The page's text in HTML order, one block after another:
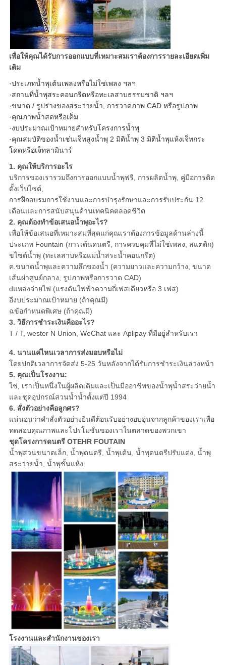
เพื่อให้คุณได้รับการออกแบบที่เหมาะสมเราต้องการรายละเอียดเพิ่ม
เติม
·ประเภทน้ำพุเต้นเพลงหรือไม่ใช่เพลง ฯลฯ
·สถานที่น้ำพุสระคอนกรีตหรือทะเลสาบธรรมชาติ ฯลฯ
·ขนาด / รูปร่างของสระว่ายน้ำ, การวาดภาพ CAD หรือรูปภาพ
·คุณภาพน้ำสดหรือเค็ม
·งบประมาณเป้าหมายสำหรับโครงการน้ำพุ
·คุณสมบัติของน้ำเช่นเจ็ทสูงน้ำพุ 2 มิติน้ำพุ 3 มิติน้ำพุแห้งเจ็ทกระ
โดดหรือเจ็ทลามินาร์
1. คุณให้บริการอะไร
บริการของเรารวมถึงการออกแบบน้ำพุฟรี, การผลิตน้ำพุ, คู่มือการติด
ตั้งเว็บไซต์,
การฝึกอบรมการใช้งานและการบำรุงรักษาและการรับประกัน 12
เดือนและการสนับสนุนด้านเทคนิคตลอดชีวิต
2. คุณต้องทำข้อเสนอน้ำพุอะไร?
เพื่อให้ข้อเสนอที่เหมาะสมที่สุดแก่คุณเราต้องการข้อมูลด้านล่างนี้
ประเภท Fountain (การเต้นดนตรี, การควบคุมที่ไม่ใช่เพลง, สแตติก)
ขไซต์น้ำพุ (ทะเลสาบหรือแม่น้ำสระน้ำคอนกรีต)
ค.ขนาดน้ำพุและความลึกของน้ำ (ความยาวและความกว้าง, ขนาด
เส้นผ่าศูนย์กลาง, รูปภาพหรือการวาด CAD)
dแหล่งจ่ายไฟ (แรงดันไฟฟ้าความถี่เฟสเดียวหรือ 3 เฟส)
อีงบประมาณเป้าหมาย (ถ้าคุณมี)
ฉข้อกำหนดพิเศษ (ถ้าคุณมี)
3. วิธีการชำระเงินคืออะไร?
T / T, wester N Union, WeChat และ Aplipay ที่มีอยู่สำหรับเรา
4. นานแค่ไหนเวลาการส่งมอบหรือไม่
โดยปกติเวลาการจัดส่ง 5-25 วันหลังจากได้รับการชำระเงินล่วงหน้า
5. คุณเป็นโรงงาน:
ใช่, เราเป็นหนึ่งในผู้ผลิตเดิมและเป็นมืออาชีพของน้ำพุน้ำสระว่ายน้ำ
และชุดอุปกรณ์สวนน้ำน้ำตั้งแต่ปี 1994
6. สั่งตัวอย่างคือลูกศร?
แน่นอนว่าคำสั่งตัวอย่างยินดีต้อนรับอย่างอบอุ่นจากลูกค้าของเราเพื่อ
ทดสอบคุณภาพและโปรโมชั่นของเราในตลาดของพวกเขา
ชุดโครงการดนตรี OTEHR FOUTAIN
น้ำพุสวนขนาดเล็ก, น้ำพุดนตรี, น้ำพุเต้น, น้ำพุดนตรีปรับแต่ง, น้ำพุ
สระว่ายน้ำ, น้ำพุชั้นแห้ง
โรงงานและสำนักงานของเรา